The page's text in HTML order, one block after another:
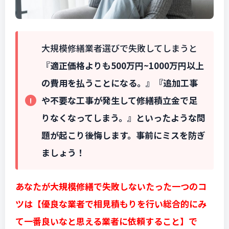
大規模修繕業者選びで失敗してしまうと
『適正価格よりも500万円~1000万円以上
の費用を払うことになる。』
『追加工事
や不要な工事が発生して修繕積立金で足
りなくなってしまう。 』 といったような問
題が起こり後悔します。事前にミスを防ぎ
ましょう！
あなたが大規模修繕で失敗しないたった一つのコ
ツは【優良な業者で相見積もりを行い総合的にみ
て一番良いなと思える業者に依頼すること】で